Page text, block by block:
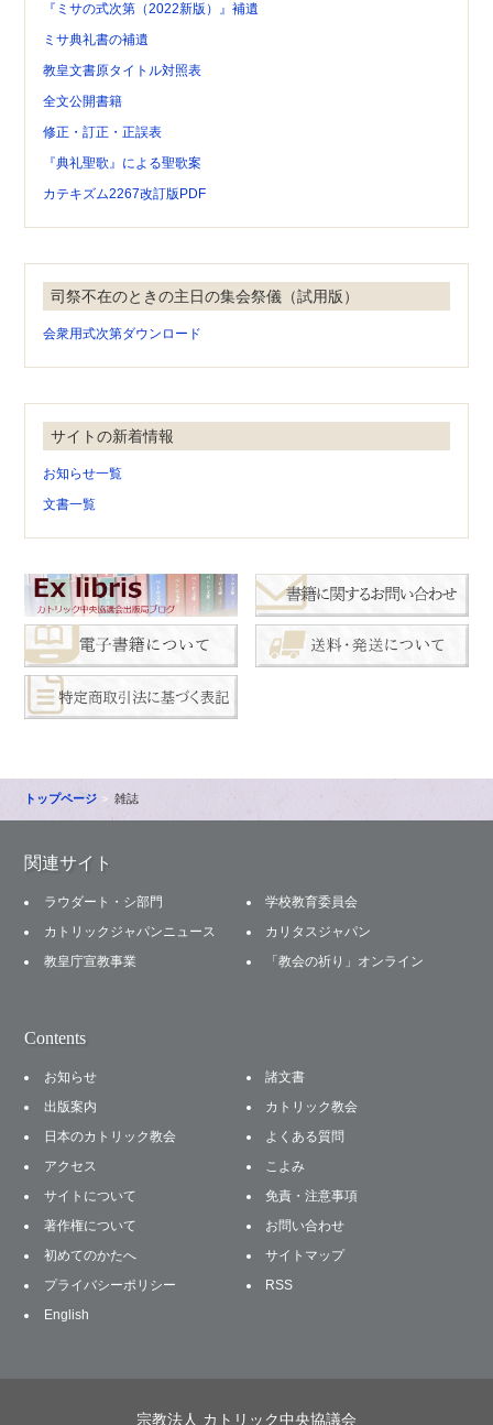
『ミサの式次第（2022新版）』補遺
ミサ典礼書の補遺
教皇文書原タイトル対照表
全文公開書籍
修正・訂正・正誤表
『典礼聖歌』による聖歌案
カテキズム2267改訂版PDF
司祭不在のときの主日の集会祭儀（試用版）
会衆用式次第ダウンロード
サイトの新着情報
お知らせ一覧
文書一覧
トップページ 雑誌
関連サイト
ラウダート・シ部門
学校教育委員会
カトリックジャパンニュース
カリタスジャパン
教皇庁宣教事業
「教会の祈り」オンライン
Contents
お知らせ
諸文書
出版案内
カトリック教会
日本のカトリック教会
よくある質問
アクセス
こよみ
サイトについて
免責・注意事項
著作権について
お問い合わせ
初めてのかたへ
サイトマップ
プライバシーポリシー
RSS
English
宗教法人 カトリック中央協議会